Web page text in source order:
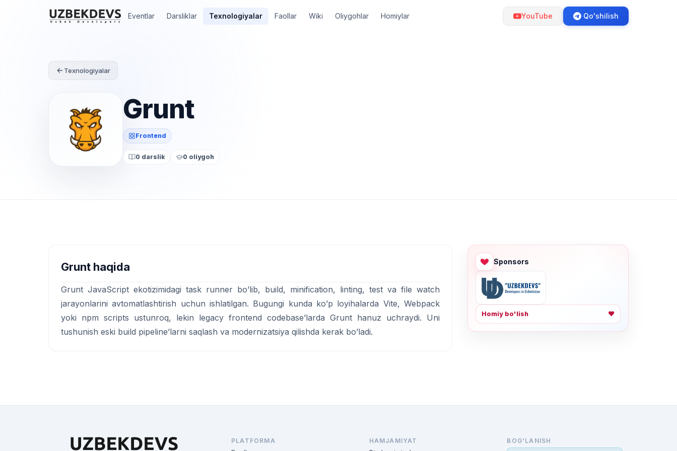
Eventlar Darsliklar Texnologiyalar Faollar Wiki Oliygohlar Homiylar YouTube Qo'shilish
Texnologiyalar
Grunt
Frontend
0 darslik 0 oliygoh
Grunt haqida
Grunt JavaScript ekotizimidagi task runner bo’lib, build, minification, linting, test va file watch
jarayonlarini avtomatlashtirish uchun ishlatilgan. Bugungi kunda ko’p loyihalarda Vite, Webpack
yoki npm scripts ustunroq, lekin legacy frontend codebase’larda Grunt hanuz uchraydi. Uni
tushunish eski build pipeline’larni saqlash va modernizatsiya qilishda kerak bo’ladi.
Sponsors
Homiy bo'lish ❤
PLATFORMA HAMJAMIYAT BOG'LANISH